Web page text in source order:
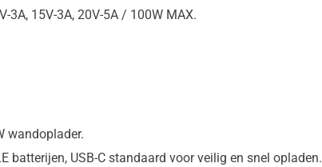
3A, 15V-3A, 20V-5A / 100W MAX.
wandoplader.
batterijen, USB-C standaard voor veilig en snel opladen.